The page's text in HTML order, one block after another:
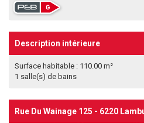
Description intérieure
Surface habitable : 110.00 m²
1 salle(s) de bains
Rue Du Wainage 125 - 6220